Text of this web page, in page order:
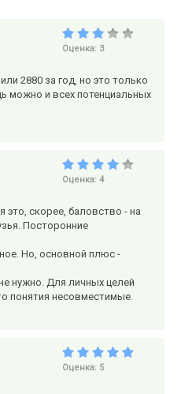
Оценка: 3
2880 за год, но это только
можно и всех потенциальных
Оценка: 4
скорее, баловство - на
Посторонние
Но, основной плюс -
нужно. Для личных целей
понятия несовместимые.
Оценка: 5